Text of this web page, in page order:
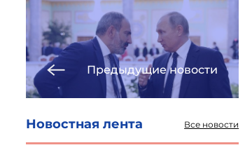
Предыдущие новости
Новостная лента Все новости